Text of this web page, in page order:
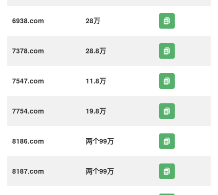
6938.com 28万
7378.com 28.8万
7547.com 11.8万
7754.com 19.8万
8186.com 两个99万
8187.com 两个99万